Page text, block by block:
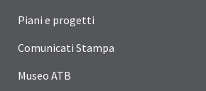
Piani e progetti
Comunicati Stampa
Museo ATB